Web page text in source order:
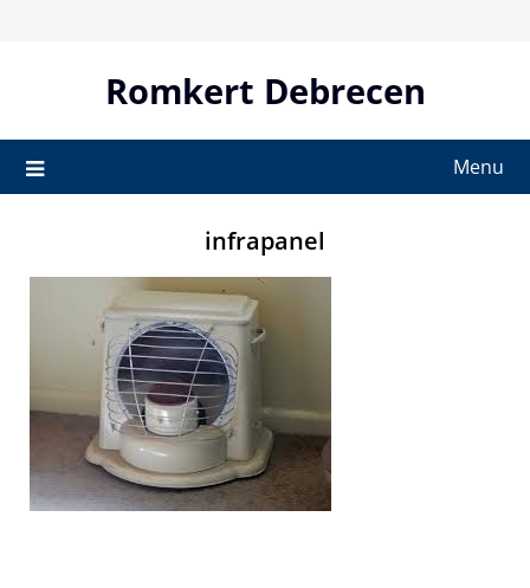
Romkert Debrecen
Menu
infrapanel